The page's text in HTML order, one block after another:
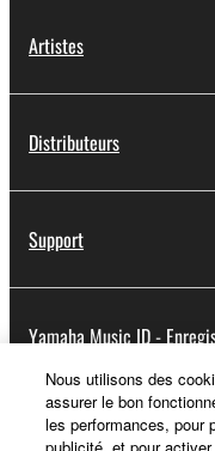
Artistes
Distributeurs
Support
Yamaha Music ID -
A propos de Yamaha
Nous utilisons des
assurer le bon
les performances, pour